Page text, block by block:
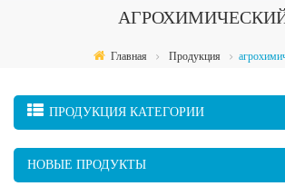
Главная Продукция
ПРОДУКЦИЯ КАТЕГОРИИ
НОВЫЕ ПРОДУКТЫ